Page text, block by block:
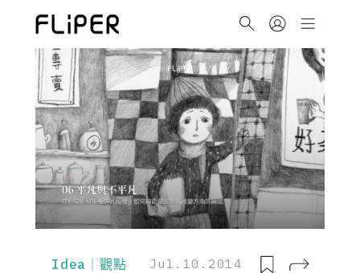
Idea｜觀點 Jul.10.2014